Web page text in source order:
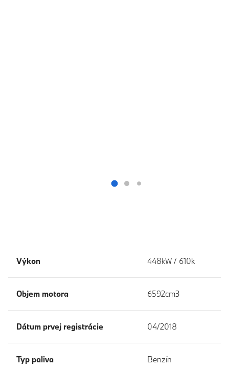
Výkon 448kW / 610k
Objem motora 6592cm3
Dátum prvej registrácie 04/2018
Typ paliva Benzín